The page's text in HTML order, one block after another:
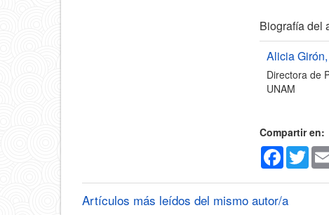
del
artículo
Biografía del
Alicia Girón,
Directora de
UNAM
Compartir en:
Facebook
Artículos más leídos del mismo autor/a